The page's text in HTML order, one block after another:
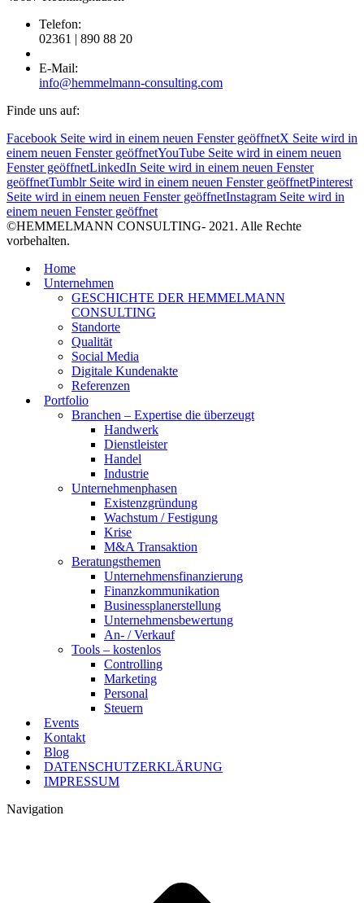
Telefon:
02361 | 890 88 20
E-Mail:
info@hemmelmann-consulting.com
Finde uns auf:
Facebook Seite wird in einem neuen Fenster geöffnetX Seite wird in
einem neuen Fenster geöffnetYouTube Seite wird in einem neuen
Fenster geöffnetLinkedIn Seite wird in einem neuen Fenster
geöffnetTumblr Seite wird in einem neuen Fenster geöffnetPinterest
Seite wird in einem neuen Fenster geöffnetInstagram Seite wird in
einem neuen Fenster geöffnet
©HEMMELMANN CONSULTING- 2021. Alle Rechte
vorbehalten.
Home
Unternehmen
GESCHICHTE DER HEMMELMANN
CONSULTING
Standorte
Qualität
Social Media
Digitale Kundenakte
Referenzen
Portfolio
Branchen – Expertise die überzeugt
Handwerk
Dienstleister
Handel
Industrie
Unternehmenphasen
Existenzgründung
Wachstum / Festigung
Krise
M&A Transaktion
Beratungsthemen
Unternehmensfinanzierung
Finanzkommunikation
Businessplanerstellung
Unternehmensbewertung
An- / Verkauf
Tools – kostenlos
Controlling
Marketing
Personal
Steuern
Events
Kontakt
Blog
DATENSCHUTZERKLÄRUNG
IMPRESSUM
Navigation